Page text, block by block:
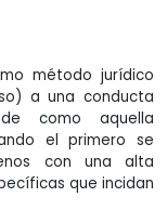
método jurídico
a una conducta
como aquella
el primero se
con una alta
que incidan